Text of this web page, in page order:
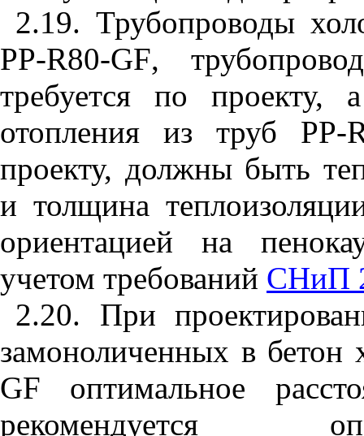
2.19. Трубопроводы
PP-R80-GF,
требуется по проекту,
отопления из труб PP-
проекту, должны быть
и толщина
ориентацией на
учетом требований СНиП
2.20. При
замоноличенных в бетон
GF оптимальное
рекомендуется